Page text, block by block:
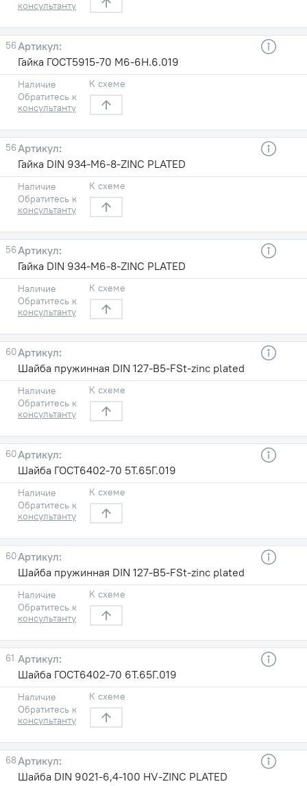
консультанту
56
Гайка ГОСТ5915-70 М6-6H.6.019
Наличие
Обратитесь к
консультанту
К схеме
56
Гайка DIN 934-M6-8-ZINC PLATED
Наличие
Обратитесь к
консультанту
К схеме
56
Гайка DIN 934-M6-8-ZINC PLATED
Наличие
Обратитесь к
консультанту
К схеме
60
Шайба пружинная DIN 127-B5-FSt-zinc plated
Наличие
Обратитесь к
консультанту
К схеме
60
Шайба ГОСТ6402-70 5T.65Г.019
Наличие
Обратитесь к
консультанту
К схеме
60
Шайба пружинная DIN 127-B5-FSt-zinc plated
Наличие
Обратитесь к
консультанту
К схеме
61
Шайба ГОСТ6402-70 6T.65Г.019
Наличие
Обратитесь к
консультанту
К схеме
68
Шайба DIN 9021-6,4-100 HV-ZINC PLATED